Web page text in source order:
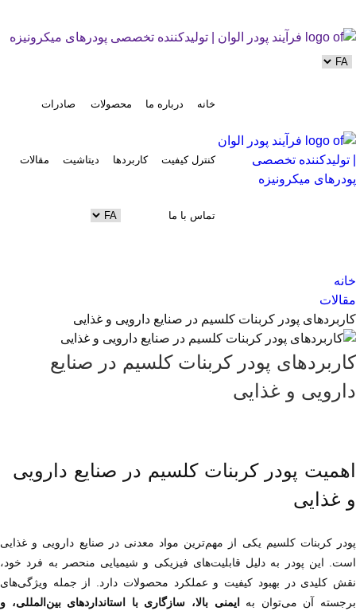
خانه درباره ما محصولات صادرات
کنترل کیفیت کاربردها دیتاشیت مقالات
تماس با ما
خانه
مقالات
کاربردهای پودر کربنات کلسیم در صنایع دارویی و غذایی
کاربردهای پودر کربنات کلسیم در صنایع
دارویی و غذایی
و غذایی
برجسته آن می‌توان به